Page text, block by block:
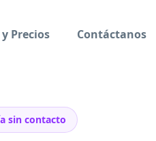
Precios Contáctanos
sin contacto